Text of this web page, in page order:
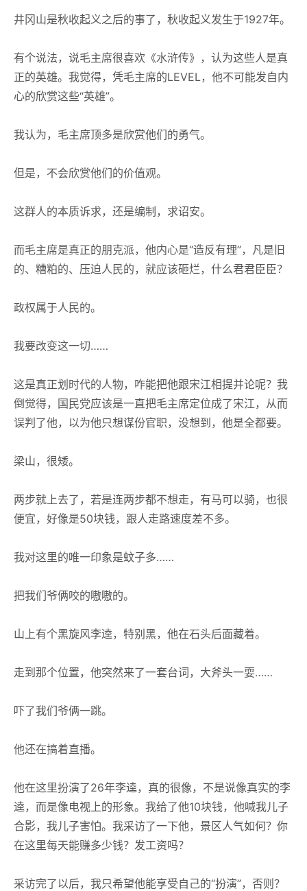
井冈山是秋收起义之后的事了，秋收起义发生于1927年。
有个说法，说毛主席很喜欢《水浒传》，认为这些人是真
正的英雄。我觉得，凭毛主席的LEVEL，他不可能发自内
心的欣赏这些“英雄”。
我认为，毛主席顶多是欣赏他们的勇气。
但是，不会欣赏他们的价值观。
这群人的本质诉求，还是编制，求诏安。
而毛主席是真正的朋克派，他内心是“造反有理”，凡是旧
的、糟粕的、压迫人民的，就应该砸烂，什么君君臣臣？
政权属于人民的。
我要改变这一切……
这是真正划时代的人物，咋能把他跟宋江相提并论呢？我
倒觉得，国民党应该是一直把毛主席定位成了宋江，从而
误判了他，以为他只想谋份官职，没想到，他是全都要。
梁山，很矮。
两步就上去了，若是连两步都不想走，有马可以骑，也很
便宜，好像是50块钱，跟人走路速度差不多。
我对这里的唯一印象是蚊子多……
把我们爷俩咬的嗷嗷的。
山上有个黑旋风李逵，特别黑，他在石头后面藏着。
走到那个位置，他突然来了一套台词，大斧头一耍……
吓了我们爷俩一跳。
他还在搞着直播。
他在这里扮演了26年李逵，真的很像，不是说像真实的李
逵，而是像电视上的形象。我给了他10块钱，他喊我儿子
合影，我儿子害怕。我采访了一下他，景区人气如何？你
在这里每天能赚多少钱？发工资吗？
采访完了以后，我只希望他能享受自己的“扮演”，否则？